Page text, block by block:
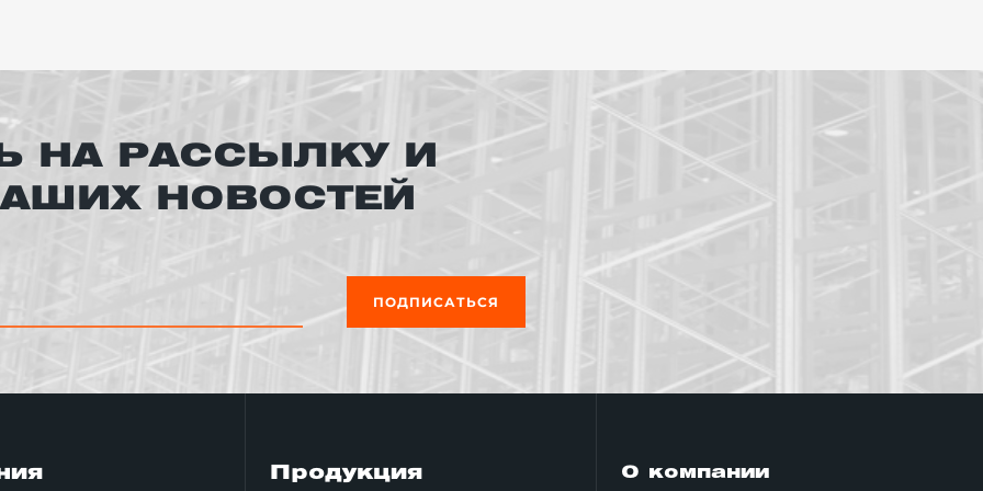
гидравлических лифтов объясняется необходимостью облегчить жизнь для людей, которые не
за инвалидности.
лифт, мы запускаем проект в производство. Собираются все необходимые комплектующие,
виде мы доставляем вам.
необходимо наличия электрического кабеля (220В, 380В). Также перед установкой лифта
и его проверка на работоспособность. Срок установки грузовых лифтов зависит от
дня до пяти. Иногда, если проект очень сложный, на установку грузового лифта нужно
НА РАССЫЛКУ И
НОВОСТЕЙ
ПОДПИСАТЬСЯ
Продукция О компании